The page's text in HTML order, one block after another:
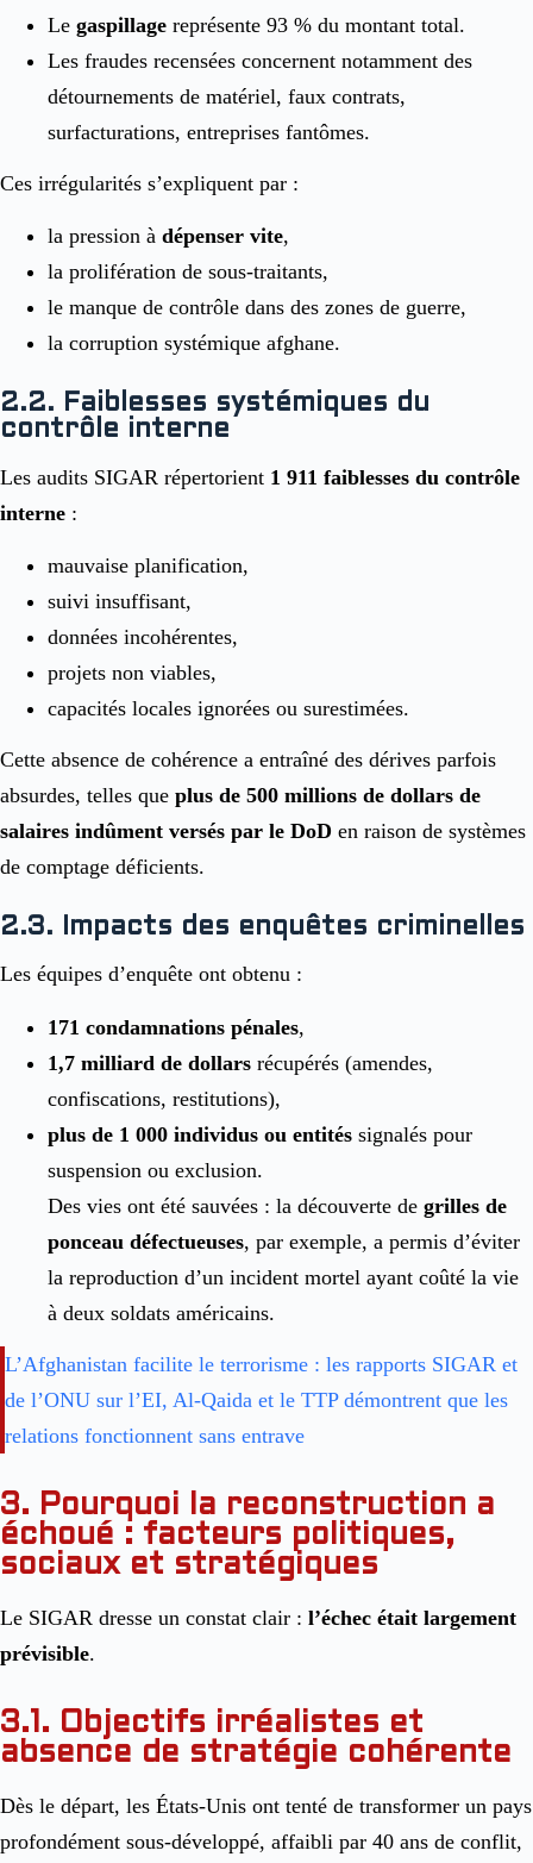
Le gaspillage représente 93 % du montant total.
Les fraudes recensées concernent notamment des
détournements de matériel, faux contrats,
surfacturations, entreprises fantômes.
Ces irrégularités s’expliquent par :
la pression à dépenser vite,
la prolifération de sous-traitants,
le manque de contrôle dans des zones de guerre,
la corruption systémique afghane.
2.2. Faiblesses systémiques du
contrôle interne
Les audits SIGAR répertorient 1 911 faiblesses du contrôle
interne :
mauvaise planification,
suivi insuffisant,
données incohérentes,
projets non viables,
capacités locales ignorées ou surestimées.
Cette absence de cohérence a entraîné des dérives parfois
absurdes, telles que plus de 500 millions de dollars de
salaires indûment versés par le DoD en raison de systèmes
de comptage déficients.
2.3. Impacts des enquêtes criminelles
Les équipes d’enquête ont obtenu :
171 condamnations pénales,
1,7 milliard de dollars récupérés (amendes,
confiscations, restitutions),
plus de 1 000 individus ou entités signalés pour
suspension ou exclusion.
Des vies ont été sauvées : la découverte de grilles de
ponceau défectueuses, par exemple, a permis d’éviter
la reproduction d’un incident mortel ayant coûté la vie
à deux soldats américains.
L’Afghanistan facilite le terrorisme : les rapports SIGAR et
de l’ONU sur l’EI, Al-Qaida et le TTP démontrent que les
relations fonctionnent sans entrave
3. Pourquoi la reconstruction a
échoué : facteurs politiques,
sociaux et stratégiques
Le SIGAR dresse un constat clair : l’échec était largement
prévisible.
3.1. Objectifs irréalistes et
absence de stratégie cohérente
Dès le départ, les États-Unis ont tenté de transformer un pays
profondément sous-développé, affaibli par 40 ans de conflit,